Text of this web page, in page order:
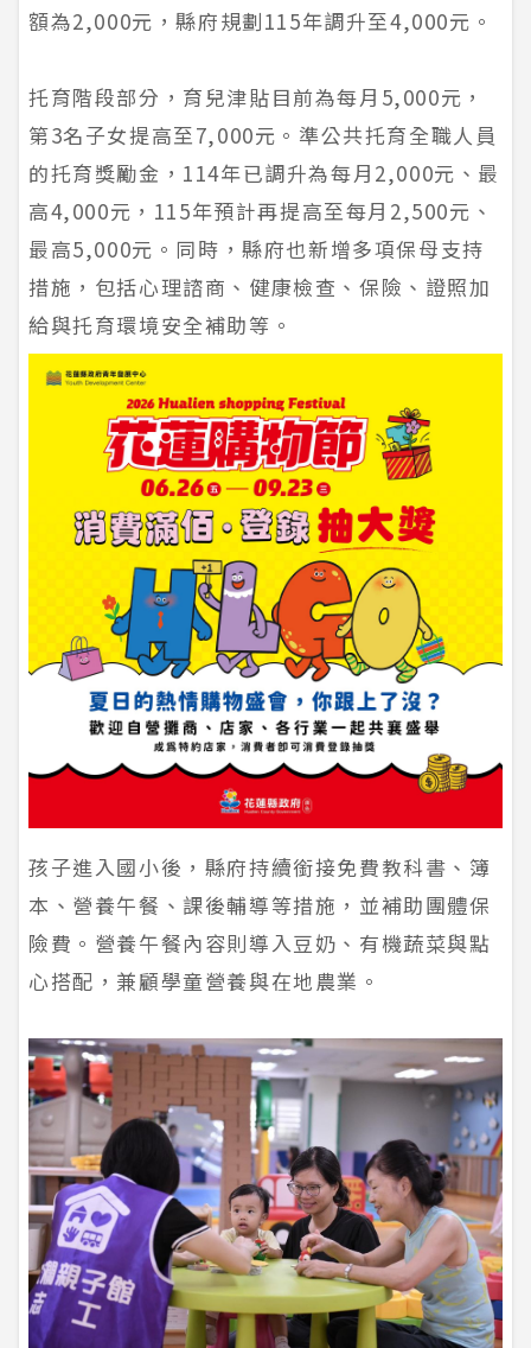
額為2,000元，縣府規劃115年調升至4,000元。
托育階段部分，育兒津貼目前為每月5,000元，
第3名子女提高至7,000元。準公共托育全職人員
的托育獎勵金，114年已調升為每月2,000元、最
高4,000元，115年預計再提高至每月2,500元、
最高5,000元。同時，縣府也新增多項保母支持
措施，包括心理諮商、健康檢查、保險、證照加
給與托育環境安全補助等。
孩子進入國小後，縣府持續銜接免費教科書、簿
本、營養午餐、課後輔導等措施，並補助團體保
險費。營養午餐內容則導入豆奶、有機蔬菜與點
心搭配，兼顧學童營養與在地農業。